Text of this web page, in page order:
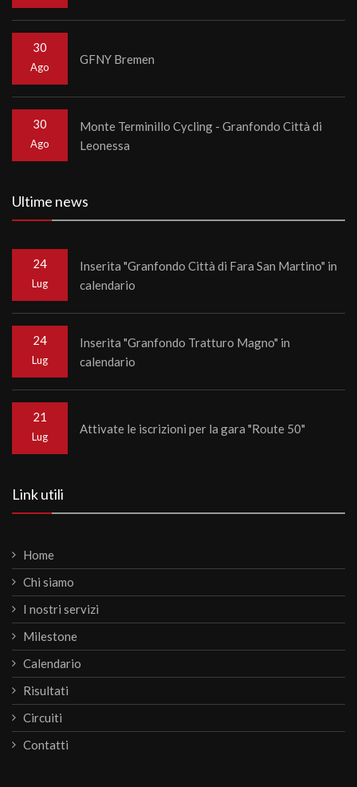
30
Ago
GFNY Bremen
30
Ago
Monte Terminillo Cycling - Granfondo Città di
Leonessa
Ultime news
24
Lug
Inserita "Granfondo Città di Fara San Martino" in
calendario
24
Lug
Inserita "Granfondo Tratturo Magno" in
calendario
21
Lug
Attivate le iscrizioni per la gara "Route 50"
Link utili
Home
Chi siamo
I nostri servizi
Milestone
Calendario
Risultati
Circuiti
Contatti